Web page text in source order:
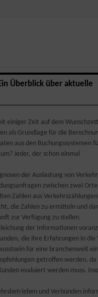
Überblick über aktuelle
einiger Zeit auf dem
als Grundlage für die
aus den Buchungssystemen
Jeder, der schon einmal
der Auslastung von
zwischen zwei
Zahlen aus Verkehrszählungen
die Zahlen zu ermitteln und
zur Verfügung zu stellen.
der Informationen
die ihre Erfahrungen in die
für eine branchenweit
getroffen werden, da
evaluiert werden muss.
und Verbünden